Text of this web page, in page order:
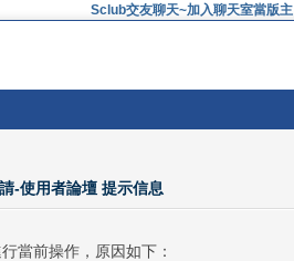
Sclub交友聊天~加入聊天室當版主
-使用者論壇 提示信息
當前操作，原因如下：